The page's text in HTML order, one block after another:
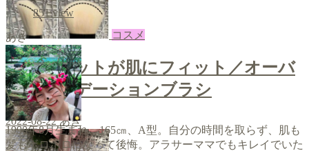
コスメ
＼斜めカットが肌にフィット／オーバ
ルファンデーションブラシ
2022-08-22 あき
851view
あき
1990年8月生まれ、165㎝、A型。自分の時間を取らず、肌も
髪もボロボロになって後悔。アラサーママでもキレイでいた